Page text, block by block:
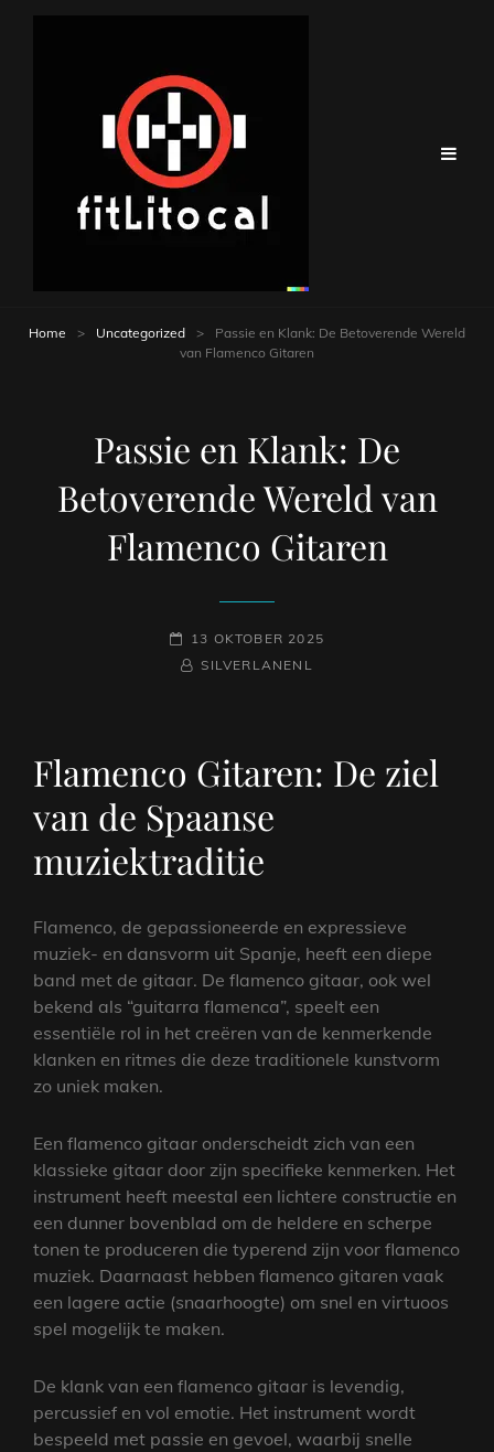
Home > Uncategorized >
Passie en Klank: De Betoverende Wereld
van Flamenco Gitaren
Passie en Klank: De
Betoverende Wereld van
Flamenco Gitaren
GEPLAATST
OP
13 OKTOBER 2025
NAAMREGEL
BYLINE
SILVERLANENL
Flamenco Gitaren: De ziel
van de Spaanse
muziektraditie
Flamenco, de gepassioneerde en expressieve
muziek- en dansvorm uit Spanje, heeft een diepe
band met de gitaar. De flamenco gitaar, ook wel
bekend als “guitarra flamenca”, speelt een
essentiële rol in het creëren van de kenmerkende
klanken en ritmes die deze traditionele kunstvorm
zo uniek maken.
Een flamenco gitaar onderscheidt zich van een
klassieke gitaar door zijn specifieke kenmerken. Het
instrument heeft meestal een lichtere constructie en
een dunner bovenblad om de heldere en scherpe
tonen te produceren die typerend zijn voor flamenco
muziek. Daarnaast hebben flamenco gitaren vaak
een lagere actie (snaarhoogte) om snel en virtuoos
spel mogelijk te maken.
De klank van een flamenco gitaar is levendig,
percussief en vol emotie. Het instrument wordt
bespeeld met passie en gevoel, waarbij snelle